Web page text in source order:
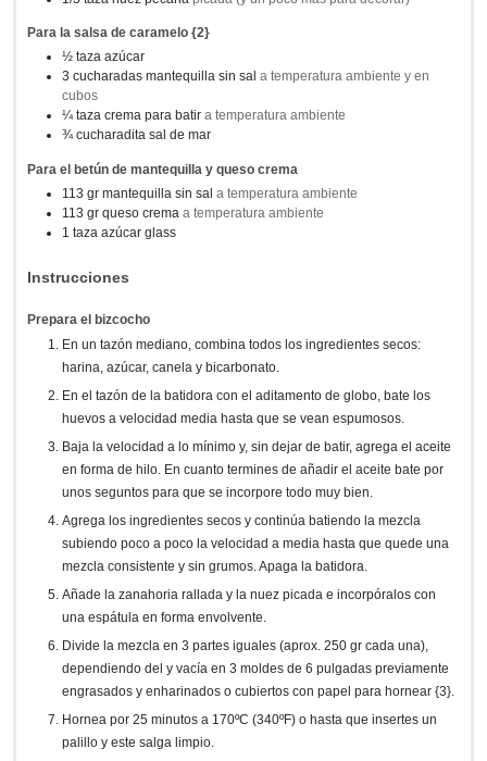
Para la salsa de caramelo {2}
½ taza azúcar
3 cucharadas mantequilla sin sal a temperatura ambiente y en
cubos
¼ taza crema para batir a temperatura ambiente
¾ cucharadita sal de mar
Para el betún de mantequilla y queso crema
113 gr mantequilla sin sal a temperatura ambiente
113 gr queso crema a temperatura ambiente
1 taza azúcar glass
Instrucciones
Prepara el bizcocho
En un tazón mediano, combina todos los ingredientes secos:
harina, azúcar, canela y bicarbonato.
En el tazón de la batidora con el aditamento de globo, bate los
huevos a velocidad media hasta que se vean espumosos.
Baja la velocidad a lo mínimo y, sin dejar de batir, agrega el aceite
en forma de hilo. En cuanto termines de añadir el aceite bate por
unos seguntos para que se incorpore todo muy bien.
Agrega los ingredientes secos y continúa batiendo la mezcla
subiendo poco a poco la velocidad a media hasta que quede una
mezcla consistente y sin grumos. Apaga la batidora.
Añade la zanahoria rallada y la nuez picada e incorpóralos con
una espátula en forma envolvente.
Divide la mezcla en 3 partes iguales (aprox. 250 gr cada una),
dependiendo del y vacía en 3 moldes de 6 pulgadas previamente
engrasados y enharinados o cubiertos con papel para hornear {3}.
Hornea por 25 minutos a 170ºC (340ºF) o hasta que insertes un
palillo y este salga limpio.